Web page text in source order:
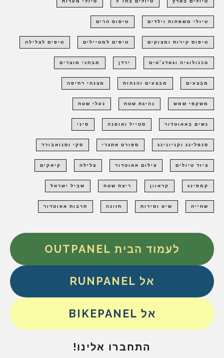
טיולים בארץ טיולים בחו"ל טיולי מערות
טיולי משפחות וילדים טיפוס הרים
טיפוס קירות ומצוקים טיפים למטיילים טיפים לצלילה
טכנולוגיה וגאדג'טים ירדן מבחני מוצרים
מבצעים מבצעים והנחות מצנחי רחיפה
משקפי שמש נהיגת שטח נעלי שטח
נשים באאוטדור סטייל ואופנה סיני
סנפלינג וקניונינג ספורט אתגרי סקי וסנואבורד
ציוד טיולים צילום אאוטדור צלילה קיאקים
קמפינג קראוון ריצת שטח שביל ישראל
שחייה שיט וסירות תזונה תרבות אאוטדור
לעמוד הבית OUTPANEL
אל RUNPANEL
אל BIKEPANEL
התחברו אלינו!